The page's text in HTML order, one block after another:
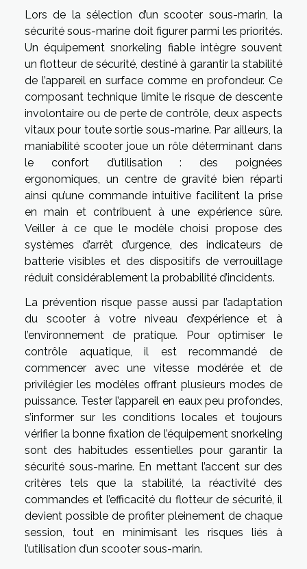
Lors de la sélection d’un scooter sous-marin, la
sécurité sous-marine doit figurer parmi les priorités.
Un équipement snorkeling fiable intègre souvent
un flotteur de sécurité, destiné à garantir la stabilité
de l’appareil en surface comme en profondeur. Ce
composant technique limite le risque de descente
involontaire ou de perte de contrôle, deux aspects
vitaux pour toute sortie sous-marine. Par ailleurs, la
maniabilité scooter joue un rôle déterminant dans
le confort d’utilisation : des poignées
ergonomiques, un centre de gravité bien réparti
ainsi qu’une commande intuitive facilitent la prise
en main et contribuent à une expérience sûre.
Veiller à ce que le modèle choisi propose des
systèmes d’arrêt d’urgence, des indicateurs de
batterie visibles et des dispositifs de verrouillage
réduit considérablement la probabilité d’incidents.
La prévention risque passe aussi par l’adaptation
du scooter à votre niveau d’expérience et à
l’environnement de pratique. Pour optimiser le
contrôle aquatique, il est recommandé de
commencer avec une vitesse modérée et de
privilégier les modèles offrant plusieurs modes de
puissance. Tester l’appareil en eaux peu profondes,
s’informer sur les conditions locales et toujours
vérifier la bonne fixation de l’équipement snorkeling
sont des habitudes essentielles pour garantir la
sécurité sous-marine. En mettant l’accent sur des
critères tels que la stabilité, la réactivité des
commandes et l’efficacité du flotteur de sécurité, il
devient possible de profiter pleinement de chaque
session, tout en minimisant les risques liés à
l’utilisation d’un scooter sous-marin.